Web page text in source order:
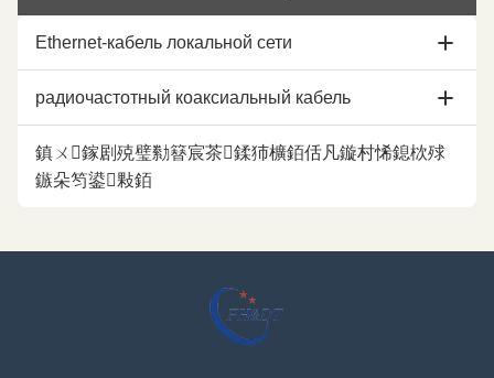
Charateristics Operating
Temperature -20~75℃
Maximum Pulling Force 110N
Minimun Bending Radius 8 X
O.D. Flame Test PVC:
CMX/CM/CMR LSZH:CPR-
B2ca/Cca/Dca/Eca ◆ Product
Structure Product Name CAT 6A
Ethernet-кабель локальной сети
Кабель ethernet Cat5e
кабель ethernet cat6
Кабель ethernet Cat7A
радиочастотный коаксиальный кабель
коаксиальный кабель 1/2
Коаксиальный кабель
1-5/8 Коаксиальный кабель
鎮ㄨ鎵剧殑璧勬簮宸茶鍒犻櫎銆佸凡鏇村悕鎴栨殏
鏃朵笉鍙敤銆